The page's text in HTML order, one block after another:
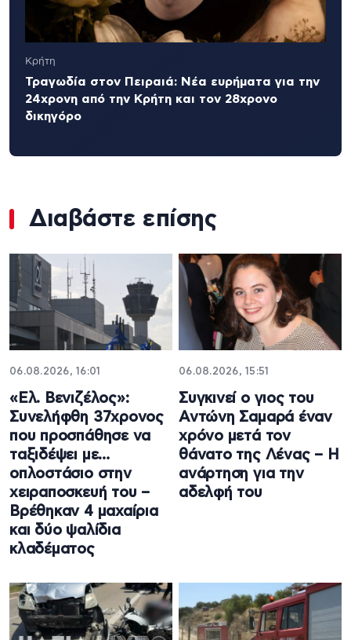
Κρήτη
Τραγωδία στον Πειραιά: Νέα ευρήματα για την
24χρονη από την Κρήτη και τον 28χρονο
δικηγόρο
Διαβάστε επίσης
06.08.2026, 16:01
«Ελ. Βενιζέλος»:
Συνελήφθη 37χρονος
που προσπάθησε να
ταξιδέψει με…
οπλοστάσιο στην
χειραποσκευή του –
Βρέθηκαν 4 μαχαίρια
και δύο ψαλίδια
κλαδέματος
06.08.2026, 15:51
Συγκινεί ο γιος του
Αντώνη Σαμαρά έναν
χρόνο μετά τον
θάνατο της Λένας – Η
ανάρτηση για την
αδελφή του